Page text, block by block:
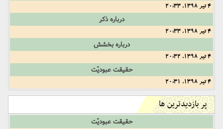
4 تیر 1398, 20:33
درباره ذکر
4 تیر 1398, 20:33
درباره بخشش
4 تیر 1398, 20:32
حقیقت عبودیّت
4 تیر 1398, 20:31
پر بازدیدترین ها
حقیقت عبودیّت